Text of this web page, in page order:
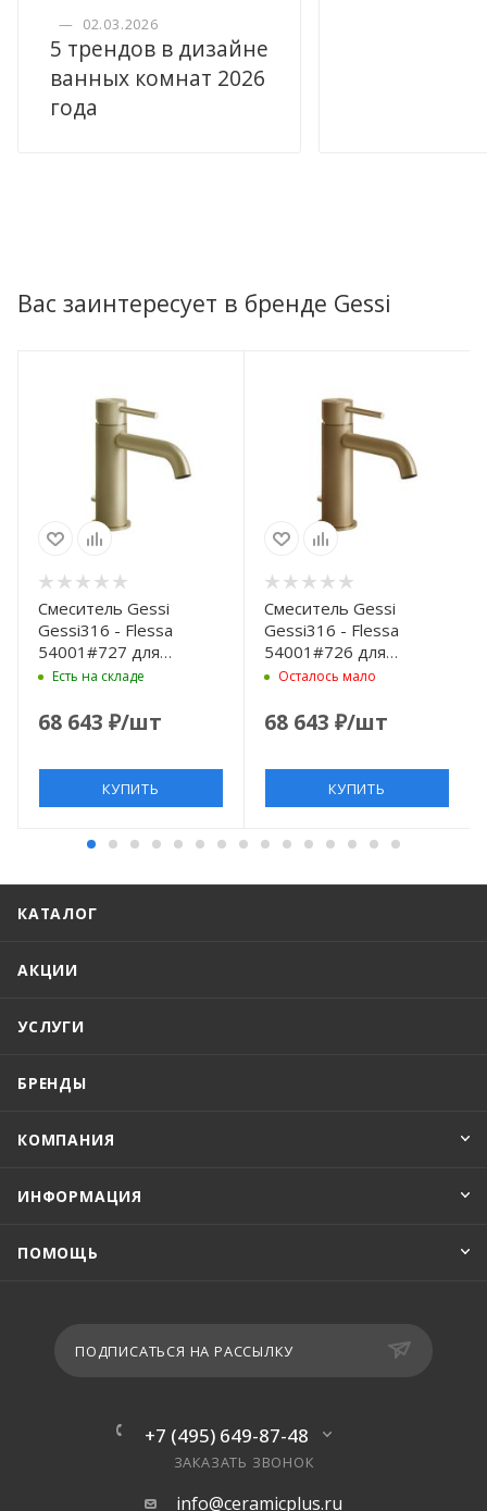
— 02.03.2026
5 трендов в дизайне
ванных комнат 2026
года
Вас заинтересует в бренде Gessi
Смеситель Gessi
Gessi316 - Flessa
54001#727 для
раковины на 1 отв. с
излив 12.3 см, цвет
Есть на складе
68 643 ₽/шт
КУПИТЬ
Смеситель Gessi
Gessi316 - Flessa
54001#726 для
раковины на 1 отв. с
излив 12.3 см, цвет
Осталось мало
68 643 ₽/шт
КУПИТЬ
КАТАЛОГ
АКЦИИ
УСЛУГИ
БРЕНДЫ
КОМПАНИЯ
ИНФОРМАЦИЯ
ПОМОЩЬ
ПОДПИСАТЬСЯ НА РАССЫЛКУ
+7 (495) 649-87-48
ЗАКАЗАТЬ ЗВОНОК
info@ceramicplus.ru